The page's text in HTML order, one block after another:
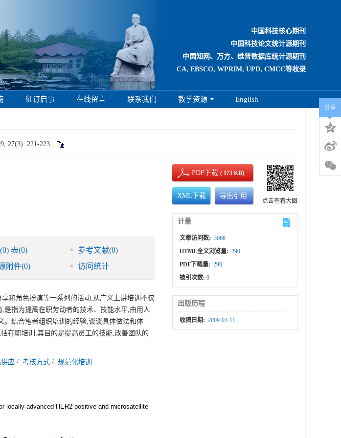
中国科技核心期刊
中国科技论文统计源期刊
中国知网、万方、维普数据库统计源期刊
CA, EBSCO, WPRIM, UPD, CMCC等收录
征订启事 在线留言 联系我们 教学资源 English
27(3): 221-223.
(0) 表(0) 参考文献(0)
附件(0) 访问统计
和角色扮演等一系列的活动,从广义上讲培训不仅
指为提高在职劳动者的技术、技能水平,由用人
结合笔者组织培训的经验,谈谈具体做法和体
在职培训,其目的是提高员工的技能,改善团队的
应 / 考核方式 / 规范化培训
locally advanced HER2-positive and microsatellite
PDF下载( 173 KB)
XML下载 导出引用
点击查看大图
计量
文章访问数: 3068
HTML全文浏览量: 290
PDF下载量: 296
被引次数:0
出版历程
收稿日期: 2009-03-11
分享